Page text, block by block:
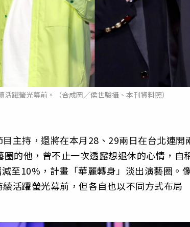
躍螢光幕前。（合成圖／侯世駿攝、本刊資料照）
主持，還將在本月28、29兩日在台北連開
的他，曾不止一次透露想退休的心情，自
至10%，計畫「華麗轉身」淡出演藝圈。
活躍螢光幕前，但各自也以不同方式布局